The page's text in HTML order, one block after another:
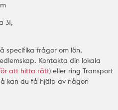
31,
specifika frågor om lön,
Kontakta din lokala
att hitta rätt) eller ring Transport
kan du få hjälp av någon